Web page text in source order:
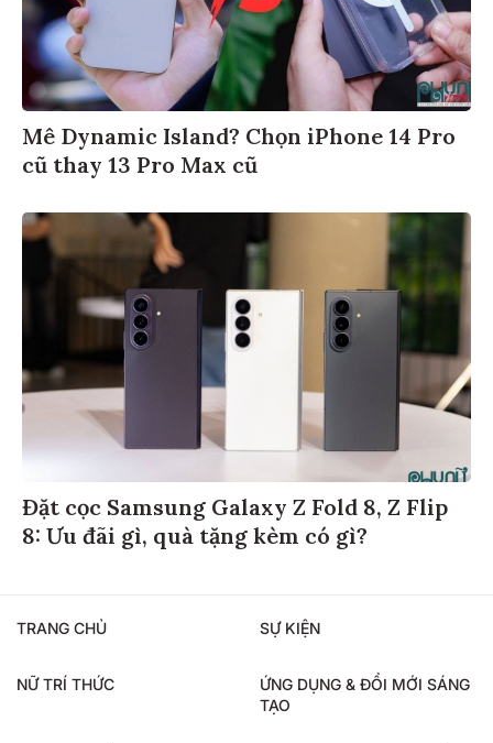
Mê Dynamic Island? Chọn iPhone 14 Pro
cũ thay 13 Pro Max cũ
Đặt cọc Samsung Galaxy Z Fold 8, Z Flip
8: Ưu đãi gì, quà tặng kèm có gì?
TRANG CHỦ SỰ KIỆN
NỮ TRÍ THỨC
ỨNG DỤNG & ĐỔI MỚI SÁNG
TẠO